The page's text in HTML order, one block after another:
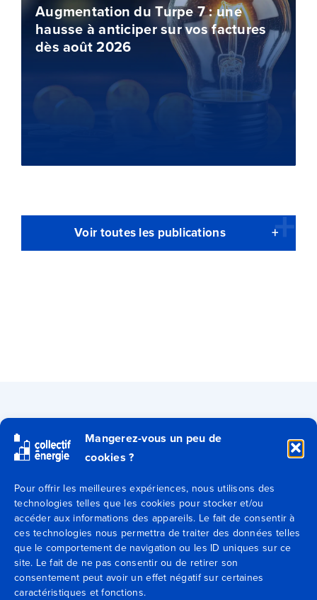
Mangerez-vous un peu de
cookies ?
Pour offrir les meilleures expériences, nous utilisons des
technologies telles que les cookies pour stocker et/ou
accéder aux informations des appareils. Le fait de consentir à
ces technologies nous permettra de traiter des données telles
que le comportement de navigation ou les ID uniques sur ce
site. Le fait de ne pas consentir ou de retirer son
consentement peut avoir un effet négatif sur certaines
caractéristiques et fonctions.
Augmentation du Turpe 7 : une
hausse à anticiper sur vos factures
dès août 2026
Voir toutes les publications
Secteurs
Expertises
Blog
Agences